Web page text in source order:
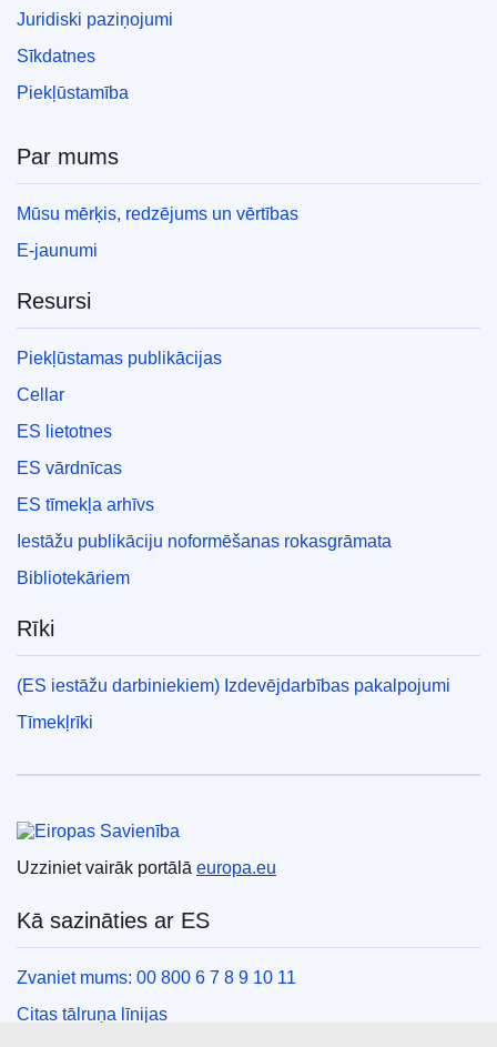
Juridiski paziņojumi
Sīkdatnes
Piekļūstamība
Par mums
Mūsu mērķis, redzējums un vērtības
E-jaunumi
Resursi
Piekļūstamas publikācijas
Cellar
ES lietotnes
ES vārdnīcas
ES tīmekļa arhīvs
Iestāžu publikāciju noformēšanas rokasgrāmata
Bibliotekāriem
Rīki
(ES iestāžu darbiniekiem) Izdevējdarbības pakalpojumi
Tīmekļrīki
Uzziniet vairāk portālā europa.eu
Kā sazināties ar ES
Zvaniet mums: 00 800 6 7 8 9 10 11
Citas tālruņa līnijas